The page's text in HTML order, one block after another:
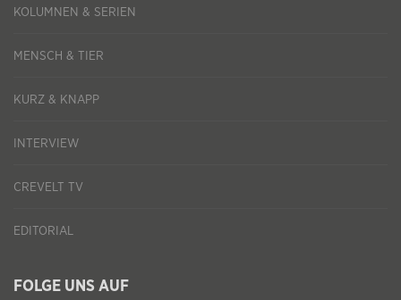
KOLUMNEN & SERIEN
MENSCH & TIER
KURZ & KNAPP
INTERVIEW
CREVELT TV
EDITORIAL
FOLGE UNS AUF